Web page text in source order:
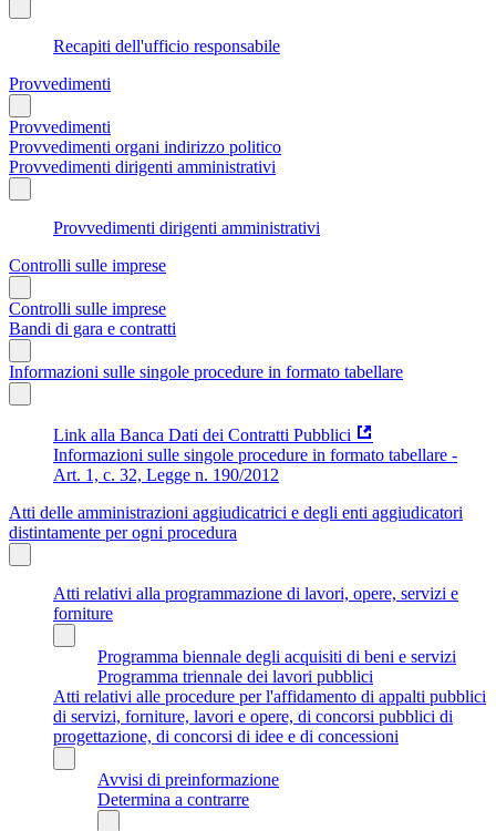
Recapiti dell'ufficio responsabile
Provvedimenti
Provvedimenti
Provvedimenti organi indirizzo politico
Provvedimenti dirigenti amministrativi
Provvedimenti dirigenti amministrativi
Controlli sulle imprese
Controlli sulle imprese
Bandi di gara e contratti
Informazioni sulle singole procedure in formato tabellare
Link alla Banca Dati dei Contratti Pubblici
Informazioni sulle singole procedure in formato tabellare -
Art. 1, c. 32, Legge n. 190/2012
Atti delle amministrazioni aggiudicatrici e degli enti aggiudicatori
distintamente per ogni procedura
Atti relativi alla programmazione di lavori, opere, servizi e
forniture
Programma biennale degli acquisiti di beni e servizi
Programma triennale dei lavori pubblici
Atti relativi alle procedure per l'affidamento di appalti pubblici
di servizi, forniture, lavori e opere, di concorsi pubblici di
progettazione, di concorsi di idee e di concessioni
Avvisi di preinformazione
Determina a contrarre